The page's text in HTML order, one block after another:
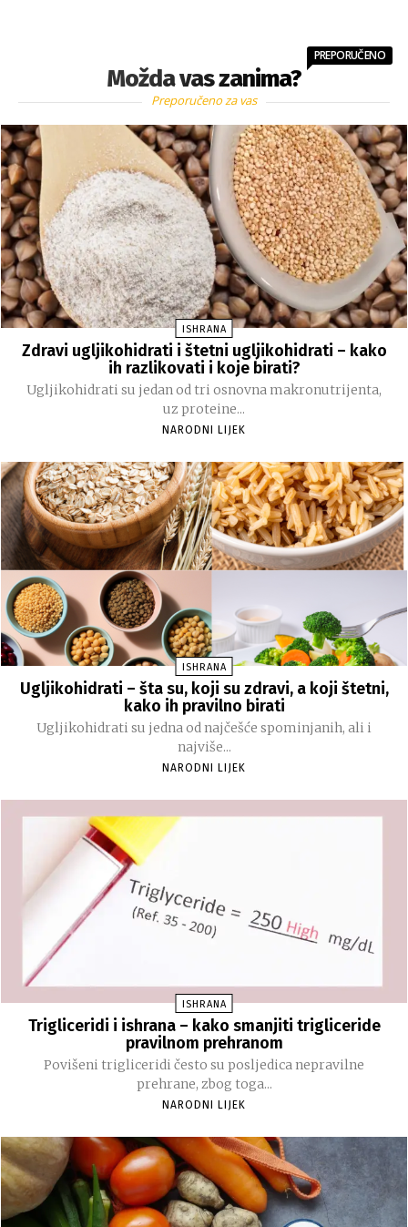
Možda vas zanima?
PREPORUČENO
Preporučeno za vas
ISHRANA
Zdravi ugljikohidrati i štetni ugljikohidrati – kako
ih razlikovati i koje birati?
Ugljikohidrati su jedan od tri osnovna makronutrijenta,
uz proteine...
NARODNI LIJEK
ISHRANA
Ugljikohidrati – šta su, koji su zdravi, a koji štetni,
kako ih pravilno birati
Ugljikohidrati su jedna od najčešće spominjanih, ali i
najviše...
NARODNI LIJEK
ISHRANA
Trigliceridi i ishrana – kako smanjiti trigliceride
pravilnom prehranom
Povišeni trigliceridi često su posljedica nepravilne
prehrane, zbog toga...
NARODNI LIJEK